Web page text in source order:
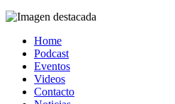
Home
Podcast
Eventos
Videos
Contacto